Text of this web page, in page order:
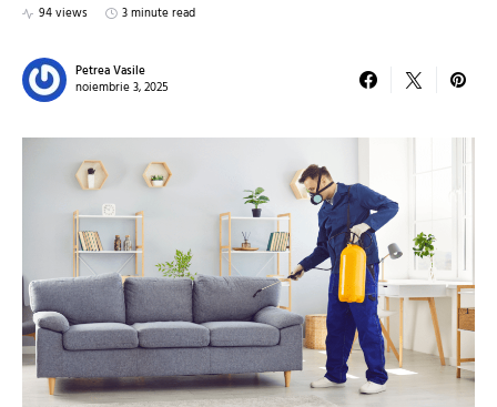
94 views 3 minute read
Petrea Vasile
noiembrie 3, 2025